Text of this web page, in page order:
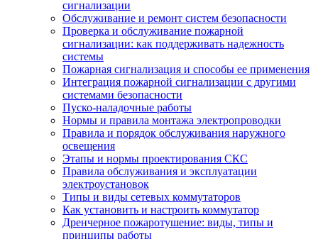
сигнализации
Обслуживание и ремонт систем безопасности
Проверка и обслуживание пожарной
сигнализации: как поддерживать надежность
системы
Пожарная сигнализация и способы ее применения
Интеграция пожарной сигнализации с другими
системами безопасности
Пуско-наладочные работы
Нормы и правила монтажа электропроводки
Правила и порядок обслуживания наружного
освещения
Этапы и нормы проектирования СКС
Правила обслуживания и эксплуатации
электроустановок
Типы и виды сетевых коммутаторов
Как установить и настроить коммутатор
Дренчерное пожаротушение: виды, типы и
принципы работы